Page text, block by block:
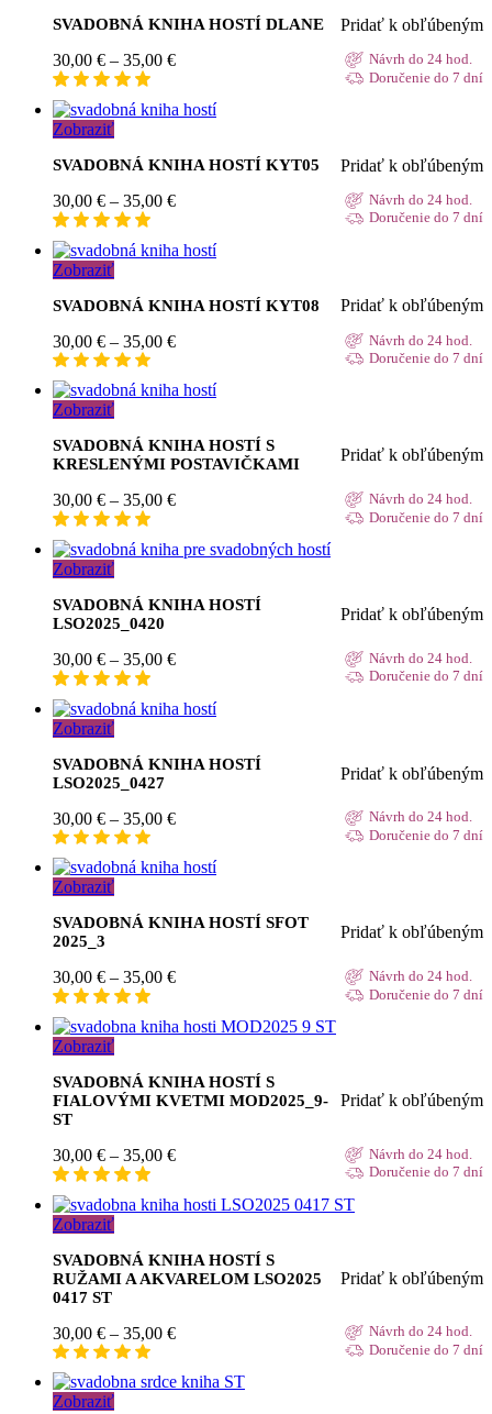
SVADOBNÁ KNIHA HOSTÍ DLANE
Pridať k obľúbeným
30,00 € – 35,00 €Price
30,00 €
through
Návrh do 24 hod.
Doručenie do 7 dní
Zobraziť
SVADOBNÁ KNIHA HOSTÍ KYT05
Pridať k obľúbeným
30,00 € – 35,00 €Price
30,00 €
through
Návrh do 24 hod.
Doručenie do 7 dní
Zobraziť
SVADOBNÁ KNIHA HOSTÍ KYT08
Pridať k obľúbeným
30,00 € – 35,00 €Price
30,00 €
through
Návrh do 24 hod.
Doručenie do 7 dní
Zobraziť
SVADOBNÁ KNIHA HOSTÍ S
KRESLENÝMI POSTAVIČKAMI
Pridať k obľúbeným
30,00 € – 35,00 €Price
through
Návrh do 24 hod.
Doručenie do 7 dní
Zobraziť
SVADOBNÁ KNIHA HOSTÍ
LSO2025_0420
Pridať k obľúbeným
30,00 € – 35,00 €Price
30,00 €
through
Návrh do 24 hod.
Doručenie do 7 dní
Zobraziť
SVADOBNÁ KNIHA HOSTÍ
LSO2025_0427
Pridať k obľúbeným
30,00 € – 35,00 €Price
30,00 €
through
Návrh do 24 hod.
Doručenie do 7 dní
Zobraziť
SVADOBNÁ KNIHA HOSTÍ SFOT
2025_3
Pridať k obľúbeným
30,00 € – 35,00 €Price
through
Návrh do 24 hod.
Doručenie do 7 dní
Zobraziť
SVADOBNÁ KNIHA HOSTÍ S
FIALOVÝMI KVETMI MOD2025_9-
ST
Pridať k obľúbeným
30,00 € – 35,00 €Price
through
Návrh do 24 hod.
Doručenie do 7 dní
Zobraziť
SVADOBNÁ KNIHA HOSTÍ S
RUŽAMI A AKVARELOM LSO2025
0417 ST
Pridať k obľúbeným
30,00 € – 35,00 €Price
30,00 €
through
Návrh do 24 hod.
Doručenie do 7 dní
Zobraziť